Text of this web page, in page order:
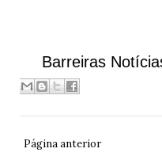
Barreiras
Página anterior